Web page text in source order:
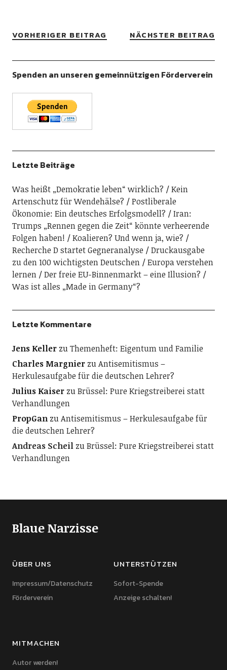
VORHERIGER BEITRAG NÄCHSTER BEITRAG
Spenden an unseren gemeinnützigen Förderverein
Letzte Beiträge
Was heißt „Demokratie leben“ wirklich?
Kein
Artenschutz für Wendehälse?
Postliberale
Ökonomie: Ein deutsches Erfolgsmodell?
Iran:
Trumps „Rennen gegen die Zeit“ könnte verheerende
Folgen haben!
Koalieren? Und wenn ja, wie?
Recherche D startet Gegneranalyse
Druckausgabe
zu den 100 wichtigsten Deutschen
Europa verstehen
lernen
Der freie EU-Binnenmarkt – eine Illusion?
Was ist alles „Made in Germany“?
Letzte Kommentare
Jens KellerzuThemenheft: Eigentum und Familie
Charles MargnierzuAntisemitismus –
Herkulesaufgabe für die deutschen Lehrer?
Julius KaiserzuBrüssel: Pure Kriegstreiberei statt
Verhandlungen
PropGanzuAntisemitismus – Herkulesaufgabe für
die deutschen Lehrer?
Andreas ScheilzuBrüssel: Pure Kriegstreiberei statt
Verhandlungen
Blaue Narzisse
ÜBER UNS
Impressum/Datenschutz
Förderverein
UNTERSTÜTZEN
Sofort-Spende
Anzeige schalten!
MITMACHEN
Autor werden!